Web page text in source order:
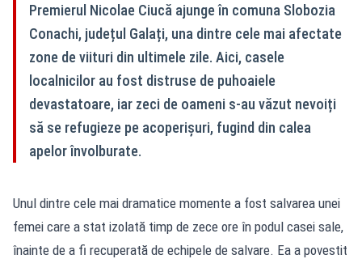
Premierul Nicolae Ciucă ajunge în comuna Slobozia
Conachi, județul Galați, una dintre cele mai afectate
zone de viituri din ultimele zile. Aici, casele
localnicilor au fost distruse de puhoaiele
devastatoare, iar zeci de oameni s-au văzut nevoiți
să se refugieze pe acoperișuri, fugind din calea
apelor învolburate.
Unul dintre cele mai dramatice momente a fost salvarea unei
femei care a stat izolată timp de zece ore în podul casei sale,
înainte de a fi recuperată de echipele de salvare. Ea a povestit